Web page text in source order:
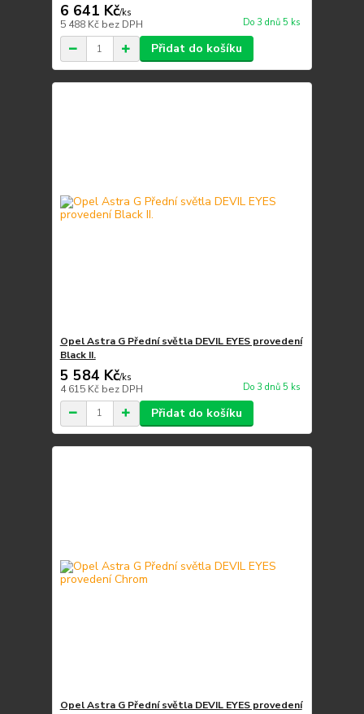
6 641 Kč/ks
5 488 Kč bez DPH Do 3 dnů 5 ks
Přidat do košíku
Opel Astra G Přední světla DEVIL EYES provedení
Black II.
5 584 Kč/ks
4 615 Kč bez DPH Do 3 dnů 5 ks
Přidat do košíku
Opel Astra G Přední světla DEVIL EYES provedení